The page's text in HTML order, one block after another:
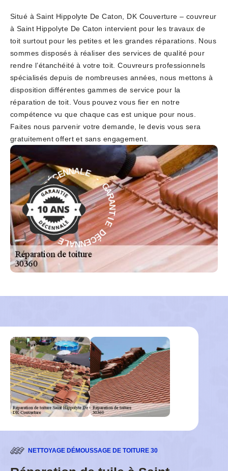
Situé à Saint Hippolyte De Caton, DK Couverture – couvreur
à Saint Hippolyte De Caton intervient pour les travaux de
toit surtout pour les petites et les grandes réparations. Nous
sommes disposés à réaliser des services de qualité pour
rendre l’étanchéité à votre toit. Couvreurs professionnels
spécialisés depuis de nombreuses années, nous mettons à
disposition différentes gammes de service pour la
réparation de toit. Vous pouvez vous fier en notre
compétence vu que chaque cas est unique pour nous.
Faites nous parvenir votre demande, le devis vous sera
gratuitement offert et sans engagement.
G
A
R
A
N
T
I
E
D
É
C
E
N
NALE - GAR
A
N
T
I
E
D
É
C
E
N
N
A
L
E
-
NETTOYAGE DÉMOUSSAGE DE TOITURE 30